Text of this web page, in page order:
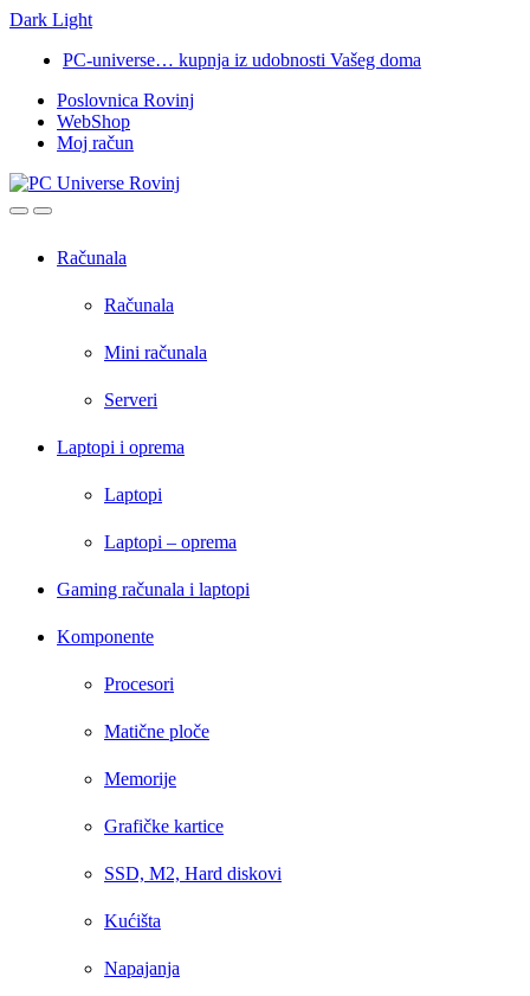
Dark Light
navigation
content
PC-universe… kupnja iz udobnosti Vašeg doma
Poslovnica Rovinj
WebShop
Moj račun
OpenClose
Računala
Računala
Mini računala
Serveri
Laptopi i oprema
Laptopi
Laptopi – oprema
Gaming računala i laptopi
Komponente
Procesori
Matične ploče
Memorije
Grafičke kartice
SSD, M2, Hard diskovi
Kućišta
Napajanja